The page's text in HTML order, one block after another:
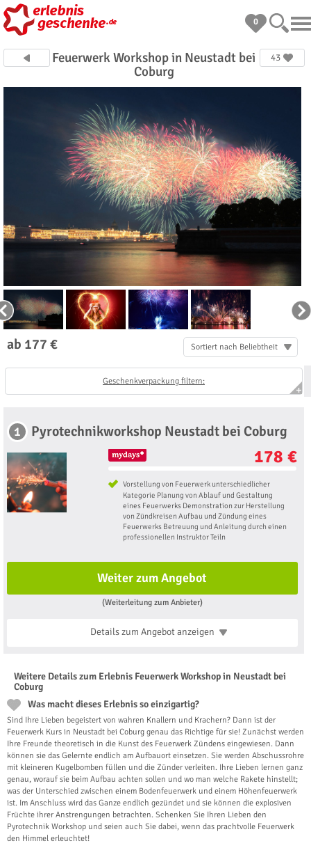
0
Feuerwerk Workshop in Neustadt bei
Coburg
43
ab 177 € Sortiert nach Beliebtheit
Geschenkverpackung filtern:
1 Pyrotechnikworkshop Neustadt bei Coburg
178 €
Vorstellung von Feuerwerk unterschiedlicher
Kategorie Planung von Ablauf und Gestaltung
eines Feuerwerks Demonstration zur Herstellung
von Zündkreisen Aufbau und Zündung eines
Feuerwerks Betreuung und Anleitung durch einen
professionellen Instruktor Teiln
Weiter zum Angebot
(Weiterleitung zum Anbieter)
Details zum Angebotanzeigen
Weitere Details zum Erlebnis Feuerwerk Workshop in Neustadt bei
Coburg
Was macht dieses Erlebnis so einzigartig?
Sind Ihre Lieben begeistert von wahren Knallern und Krachern? Dann ist der
Feuerwerk Kurs in Neustadt bei Coburg genau das Richtige für sie! Zunächst werden
Ihre Freunde theoretisch in die Kunst des Feuerwerk Zündens eingewiesen. Dann
können sie das Gelernte endlich am Aufbauort einsetzen. Sie werden Abschussrohre
mit kleineren Kugelbomben füllen und die Zünder verleiten. Ihre Lieben lernen ganz
genau, worauf sie beim Aufbau achten sollen und wo man welche Rakete hinstellt;
was der Unterschied zwischen einem Bodenfeuerwerk und einem Höhenfeuerwerk
ist. Im Anschluss wird das Ganze endlich gezündet und sie können die explosiven
Früchte ihrer Anstrengungen betrachten. Schenken Sie Ihren Lieben den
Pyrotechnik Workshop und seien auch Sie dabei, wenn das prachtvolle Feuerwerk
den Himmel erleuchtet!